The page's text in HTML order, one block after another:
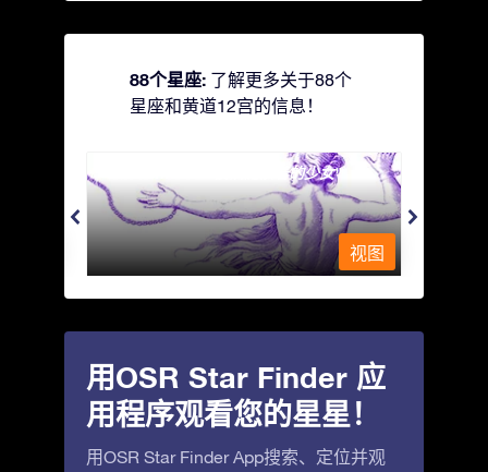
88个星座: 了解更多关于88个
星座和黄道12宫的信息！
Andromeda - 被铁链锁着的少女
视图
用OSR Star Finder 应
用程序观看您的星星！
用OSR Star Finder App搜索、定位并观